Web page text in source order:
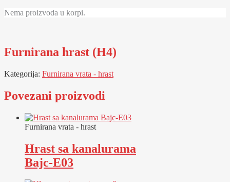
Nema proizvoda u korpi.
Furnirana hrast (H4)
Kategorija: Furnirana vrata - hrast
Povezani proizvodi
Furnirana vrata - hrast
Hrast sa kanalurama
Bajc-E03